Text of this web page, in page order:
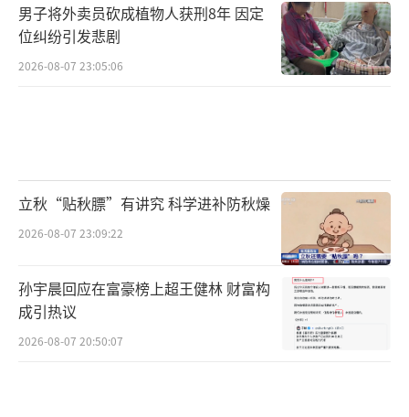
男子将外卖员砍成植物人获刑8年 因定
位纠纷引发悲剧
2026-08-07 23:05:06
立秋“贴秋膘”有讲究 科学进补防秋燥
2026-08-07 23:09:22
孙宇晨回应在富豪榜上超王健林 财富构
成引热议
2026-08-07 20:50:07